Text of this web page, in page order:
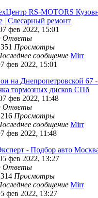
RS-MOTORS
| Слесарный ремонт
фев 2022, 15:01
Ответы
Просмотры
сообщение Mirr
фев 2022, 15:01
на Днепропетровской 67
тормозных дисков СПб
фев 2022, 11:48
Ответы
Просмотры
сообщение Mirr
фев 2022, 11:48
- Подбор авто
фев 2022, 13:27
Ответы
Просмотры
сообщение Mirr
фев 2022, 13:27